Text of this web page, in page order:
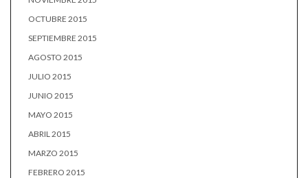
OCTUBRE 2015
SEPTIEMBRE 2015
AGOSTO 2015
JULIO 2015
JUNIO 2015
MAYO 2015
ABRIL 2015
MARZO 2015
FEBRERO 2015